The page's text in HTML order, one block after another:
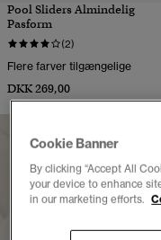
Pool Sliders Almindelig
Pasform
(2)
Flere farver tilgængelige
DKK 269,00
Cookie Banner
By clicking “Accept All
your device to enhance
in our marketing efforts.